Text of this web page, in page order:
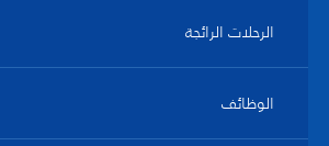
الرحلات الرائجة
الوظائف